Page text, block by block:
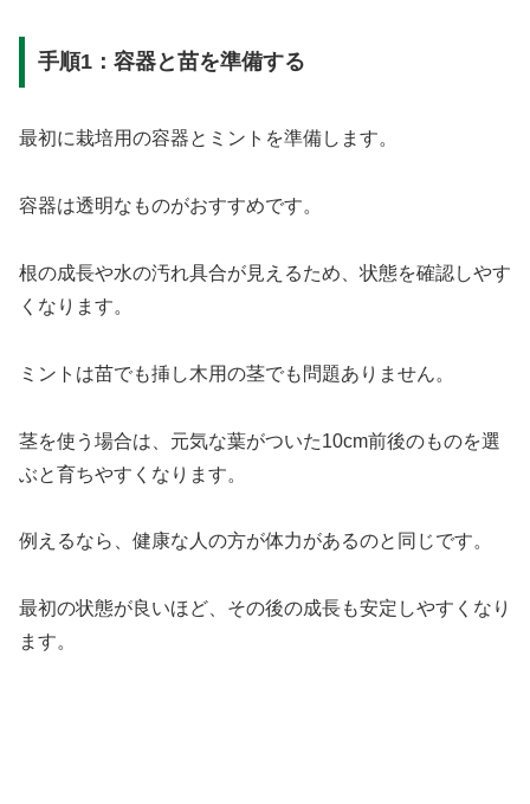
手順1：容器と苗を準備する
最初に栽培用の容器とミントを準備します。
容器は透明なものがおすすめです。
根の成長や水の汚れ具合が見えるため、状態を確認しやす
くなります。
ミントは苗でも挿し木用の茎でも問題ありません。
茎を使う場合は、元気な葉がついた10cm前後のものを選
ぶと育ちやすくなります。
例えるなら、健康な人の方が体力があるのと同じです。
最初の状態が良いほど、その後の成長も安定しやすくなり
ます。